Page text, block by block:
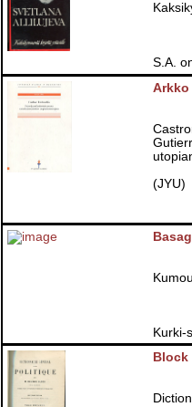
S.A.
Arkko
(JYU)
Kurki-
Block